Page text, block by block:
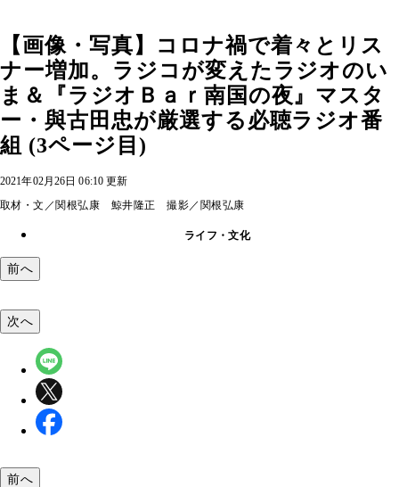
【画像・写真】コロナ禍で着々とリス
ナー増加。ラジコが変えたラジオのい
ま＆『ラジオＢａｒ南国の夜』マスタ
ー・與古田忠が厳選する必聴ラジオ番
組 (3ページ目)
2021年02月26日 06:10 更新
取材・文／関根弘康 鯨井隆正 撮影／関根弘康
ライフ・文化
前へ
次へ
前へ